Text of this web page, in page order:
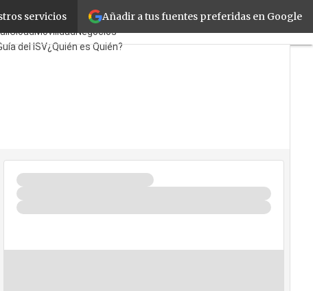
Añadir a tus fuentes preferidas en Google
servicios
TicPymes
CloudMovilidadNegocios
del ISV¿Quién es Quién?